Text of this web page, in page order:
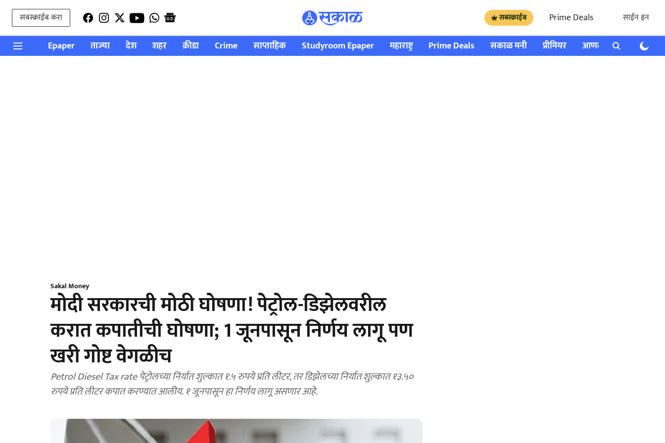
सबस्क्राईब करा सबस्क्राईब Prime Deals साईन इन
Epaper ताज्या देश शहर क्रीडा Crime साप्ताहिक Studyroom Epaper महाराष्ट्र Prime Deals सकाळ मनी प्रीमियर आणखी राशी भविष्य
Sakal Money
मोदी सरकारची मोठी घोषणा! पेट्रोल-डिझेलवरील
करात कपातीची घोषणा; 1 जूनपासून निर्णय लागू पण
खरी गोष्ट वेगळीच
Petrol Diesel Tax rate पेट्रोलच्या निर्यात शुल्कात १.५ रुपये प्रति लीटर, तर डिझेलच्या निर्यात शुल्कात १३.५०
रुपये प्रति लीटर कपात करण्यात आलीय. १ जूनपासून हा निर्णय लागू असणार आहे.